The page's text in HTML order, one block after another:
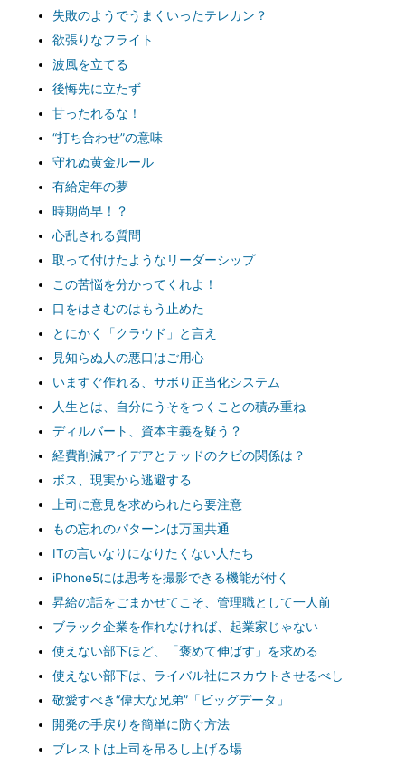
失敗のようでうまくいったテレカン？
欲張りなフライト
波風を立てる
後悔先に立たず
甘ったれるな！
“打ち合わせ”の意味
守れぬ黄金ルール
有給定年の夢
時期尚早！？
心乱される質問
取って付けたようなリーダーシップ
この苦悩を分かってくれよ！
口をはさむのはもう止めた
とにかく「クラウド」と言え
見知らぬ人の悪口はご用心
いますぐ作れる、サボり正当化システム
人生とは、自分にうそをつくことの積み重ね
ディルバート、資本主義を疑う？
経費削減アイデアとテッドのクビの関係は？
ボス、現実から逃避する
上司に意見を求められたら要注意
もの忘れのパターンは万国共通
ITの言いなりになりたくない人たち
iPhone5には思考を撮影できる機能が付く
昇給の話をごまかせてこそ、管理職として一人前
ブラック企業を作れなければ、起業家じゃない
使えない部下ほど、「褒めて伸ばす」を求める
使えない部下は、ライバル社にスカウトさせるべし
敬愛すべき“偉大な兄弟”「ビッグデータ」
開発の手戻りを簡単に防ぐ方法
ブレストは上司を吊るし上げる場